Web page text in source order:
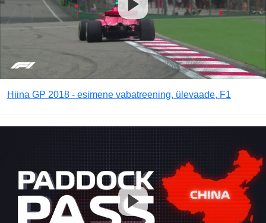
Hiina GP 2018 - esimene vabatreening, ülevaade, F1